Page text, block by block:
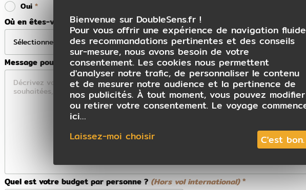
Oui
Où en êtes-vous dans la préparation de votre voyage ?
Message pour votre conseiller
Quel est votre budget par personne ? (Hors vol international)
Bienvenue sur DoubleSens.fr !
Pour vous offrir une expérience de navigation
des recommandations pertinentes et des conseils
sur-mesure, nous avons besoin de votre
consentement. Les cookies nous permettent
d'analyser notre trafic, de personnaliser le contenu
et de mesurer notre audience et la pertinence de
nos publicités. À tout moment, vous pouvez modifier
ou retirer votre consentement. Le voyage
ici…
Laissez-moi choisir
C'est bon.